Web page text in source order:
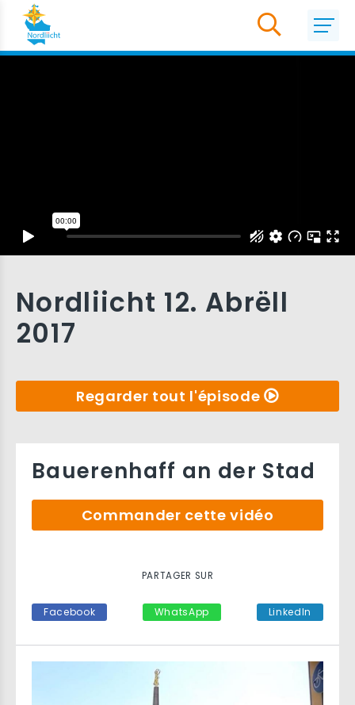
Nordliicht 12. Abrëll
2017
Regarder tout l'épisode
Bauerenhaff an der Stad
Commander cette vidéo
PARTAGER SUR
Facebook WhatsApp LinkedIn